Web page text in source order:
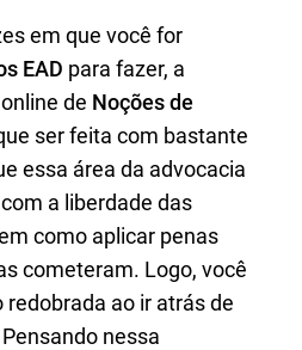
em que você for
EAD para fazer, a
de Noções de
ser feita com bastante
essa área da advocacia
a liberdade das
como aplicar penas
cometeram. Logo, você
ao ir atrás de
Pensando nessa